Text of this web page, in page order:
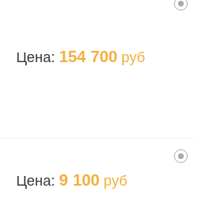
Цена: 154 700 руб
Цена: 9 100 руб